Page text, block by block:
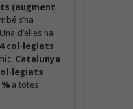
(augment
s’ha
d’elles ha
col·legiats
Catalunya
a totes